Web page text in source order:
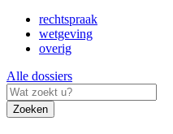
rechtspraak
wetgeving
overig
Alle dossiers
Zoeken